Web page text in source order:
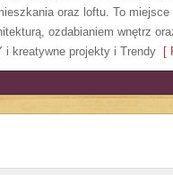
oraz loftu. To
ozdabianiem wnętrz
kreatywne projekty i Trendy [